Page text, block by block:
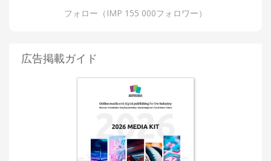
フォロー（IMP 155 000フォロワー）
広告掲載ガイド